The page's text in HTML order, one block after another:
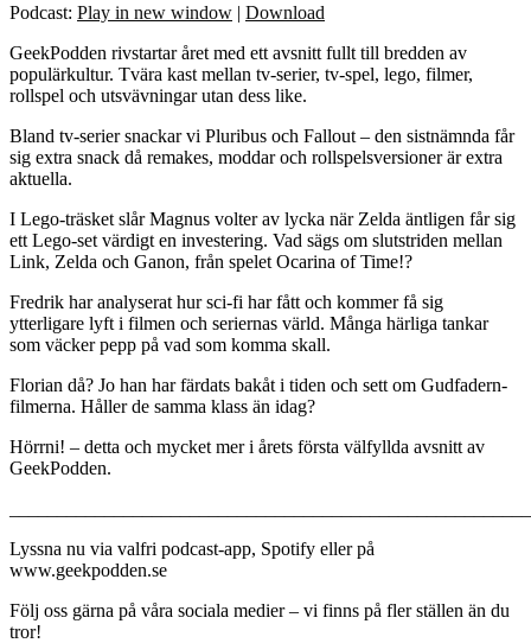
Podcast: Play in new window | Download
GeekPodden rivstartar året med ett avsnitt fullt till bredden av
populärkultur. Tvära kast mellan tv-serier, tv-spel, lego, filmer,
rollspel och utsvävningar utan dess like.
Bland tv-serier snackar vi Pluribus och Fallout – den sistnämnda får
sig extra snack då remakes, moddar och rollspelsversioner är extra
aktuella.
I Lego-träsket slår Magnus volter av lycka när Zelda äntligen får sig
ett Lego-set värdigt en investering. Vad sägs om slutstriden mellan
Link, Zelda och Ganon, från spelet Ocarina of Time!?
Fredrik har analyserat hur sci-fi har fått och kommer få sig
ytterligare lyft i filmen och seriernas värld. Många härliga tankar
som väcker pepp på vad som komma skall.
Florian då? Jo han har färdats bakåt i tiden och sett om Gudfadern-
filmerna. Håller de samma klass än idag?
Hörrni! – detta och mycket mer i årets första välfyllda avsnitt av
GeekPodden.
Lyssna nu via valfri podcast-app, Spotify eller på
www.geekpodden.se
Följ oss gärna på våra sociala medier – vi finns på fler ställen än du
tror!